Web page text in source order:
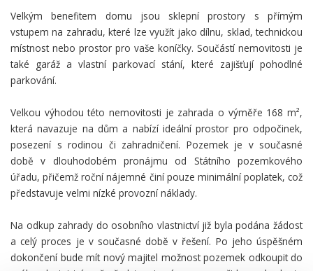
Velkým benefitem domu jsou sklepní prostory s přímým
vstupem na zahradu, které lze využít jako dílnu, sklad, technickou
místnost nebo prostor pro vaše koníčky. Součástí nemovitosti je
také garáž a vlastní parkovací stání, které zajišťují pohodlné
parkování.
Velkou výhodou této nemovitosti je zahrada o výměře 168 m²,
která navazuje na dům a nabízí ideální prostor pro odpočinek,
posezení s rodinou či zahradničení. Pozemek je v současné
době v dlouhodobém pronájmu od Státního pozemkového
úřadu, přičemž roční nájemné činí pouze minimální poplatek, což
představuje velmi nízké provozní náklady.
Na odkup zahrady do osobního vlastnictví již byla podána žádost
a celý proces je v současné době v řešení. Po jeho úspěšném
dokončení bude mít nový majitel možnost pozemek odkoupit do